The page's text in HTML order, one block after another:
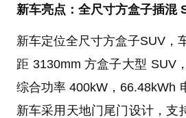
新车亮点：全尺寸方盒子插混
新车定位全尺寸方盒子SUV，
距 3130mm 方盒子大型 SUV
综合功率 400kW，66.48kWh
新车采用天地门尾门设计，支